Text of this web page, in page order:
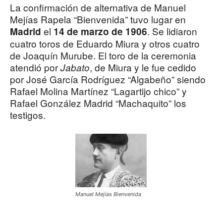
La confirmación de alternativa de Manuel
Mejías Rapela “Bienvenida” tuvo lugar en
Madrid el 14 de marzo de 1906. Se lidiaron
cuatro toros de Eduardo Miura y otros cuatro
de Joaquín Murube. El toro de la ceremonia
atendió porJabato, de Miura y le fue cedido
por José García Rodríguez “Algabeño” siendo
Rafael Molina Martínez “Lagartijo chico” y
Rafael González Madrid “Machaquito” los
testigos.
Manuel Mejías Bienvenida